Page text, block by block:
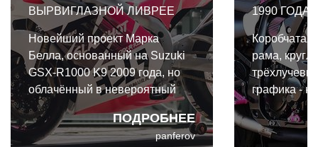
ВЫРВИГЛАЗНОЙ ЛИВРЕЕ
ПОДРОБНЕЕ
Новейший проект Марка
Белла, основанный на Suzuki
GSX-R1000 K9 2009 года, но
облачённый в невероятный
ретро-дизайн с новой
облицовкой и вырвиглазной
ливреей.
panferov
1990 ГОДА
рама,
графика -
Suzuki